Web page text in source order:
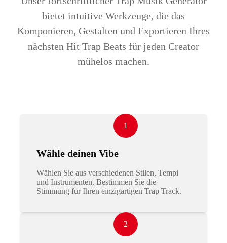
bietet intuitive Werkzeuge, die das
Komponieren, Gestalten und Exportieren Ihres
nächsten Hit Trap Beats für jeden Creator
mühelos machen.
1
Wähle deinen Vibe
Wählen Sie aus verschiedenen Stilen, Tempi
und Instrumenten. Bestimmen Sie die
Stimmung für Ihren einzigartigen Trap Track.
2